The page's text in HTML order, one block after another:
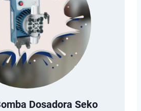
Dosadora Seko